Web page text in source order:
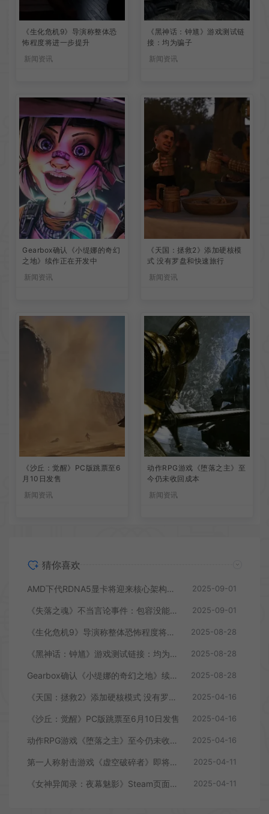
《生化危机9》导演称整体恐
怖程度将进一步提升
新闻资讯
《黑神话：钟馗》游戏测试链
接：均为骗子
新闻资讯
Gearbox确认《小缇娜的奇幻
之地》续作正在开发中
新闻资讯
《天国：拯救2》添加硬核模
式 没有罗盘和快速旅行
新闻资讯
《沙丘：觉醒》PC版跳票至6
月10日发售
新闻资讯
动作RPG游戏《堕落之主》至
今仍未收回成本
新闻资讯
猜你喜欢
AMD下代RDNA5显卡将迎来核心架构大幅升级 2025-09-01
《失落之魂》不当言论事件：包容没能消解过激言论 2025-09-01
《生化危机9》导演称整体恐怖程度将进一步提升 2025-08-28
《黑神话：钟馗》游戏测试链接：均为骗子 2025-08-28
Gearbox确认《小缇娜的奇幻之地》续作正在开发中 2025-08-28
《天国：拯救2》添加硬核模式 没有罗盘和快速旅行 2025-04-16
《沙丘：觉醒》PC版跳票至6月10日发售 2025-04-16
动作RPG游戏《堕落之主》至今仍未收回成本 2025-04-16
第一人称射击游戏《虚空破碎者》即将多平台上线 2025-04-11
《女神异闻录：夜幕魅影》Steam页面上线 2025-04-11